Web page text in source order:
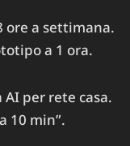
ore a settimana.
a 1 ora.
AI per rete casa.
10 min”.